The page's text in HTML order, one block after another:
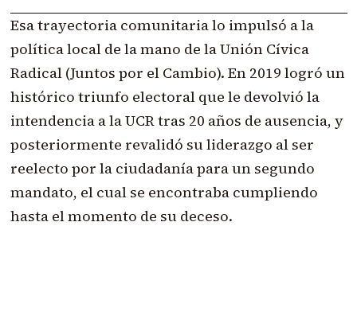
Esa trayectoria comunitaria lo impulsó a la
política local de la mano de la Unión Cívica
Radical (Juntos por el Cambio). En 2019 logró un
histórico triunfo electoral que le devolvió la
intendencia a la UCR tras 20 años de ausencia, y
posteriormente revalidó su liderazgo al ser
reelecto por la ciudadanía para un segundo
mandato, el cual se encontraba cumpliendo
hasta el momento de su deceso.